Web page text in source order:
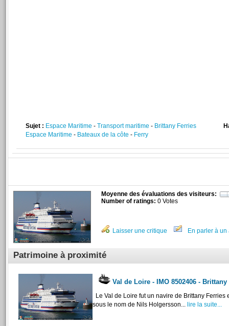
Sujet : Espace Maritime - Transport maritime - Brittany Ferries
Espace Maritime - Bateaux de la côte - Ferry
Moyenne des évaluations des visiteurs:
Number of ratings: 0 Votes
Laisser une critique En parler à un
Patrimoine à proximité
Val de Loire - IMO 8502406 -
Le Val de Loire fut un navire de Brittany
sous le nom de Nils Holgersson... lire la suite...